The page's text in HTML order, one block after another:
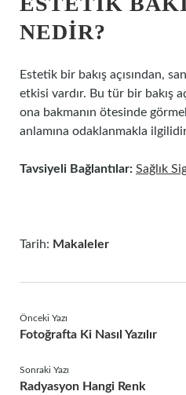
NEDIR?
Estetik bir bakış açısından,
etkisi vardır. Bu tür bir bakış
ona bakmanın ötesinde
anlamına odaklanmakla
Tavsiyeli Bağlantılar: Sağlık
Tarih: Makaleler
Önceki Yazı
Fotoğrafta Ki Nasıl Yazılır
Sonraki Yazı
Radyasyon Hangi Renk